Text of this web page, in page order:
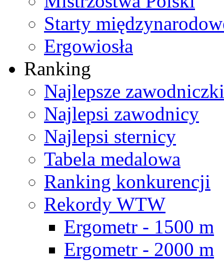
Starty
Ergowiosła
Ranking
Najlepsze zawodniczki
Najlepsi zawodnicy
Najlepsi sternicy
Tabela medalowa
Ranking konkurencji
Rekordy WTW
Ergometr - 1500 m
Ergometr - 2000 m